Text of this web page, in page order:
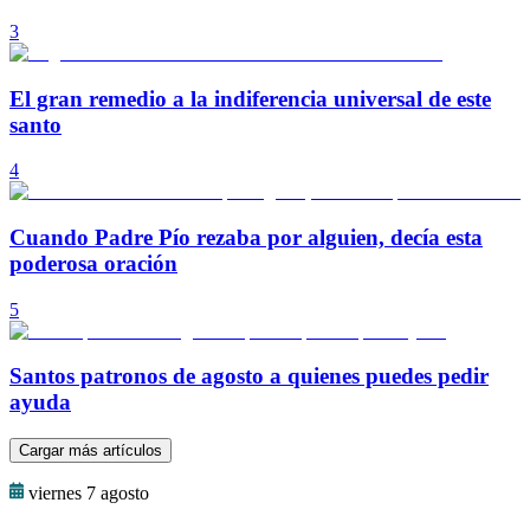
3
El gran remedio a la indiferencia universal de este
santo
4
Cuando Padre Pío rezaba por alguien, decía esta
poderosa oración
5
Santos patronos de agosto a quienes puedes pedir
ayuda
Cargar más artículos
viernes 7 agosto